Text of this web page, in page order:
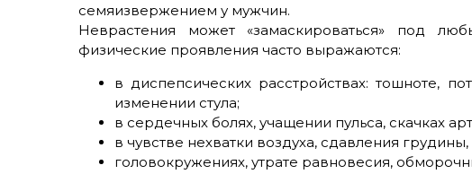
семяизвержением у мужчин.
Неврастения может «замаскироваться» под
физические проявления часто выражаются:
в диспепсических расстройствах: тошноте,
изменении стула;
в сердечных болях, учащении пульса, скачках
в чувстве нехватки воздуха, сдавления
головокружениях, утрате равновесия,